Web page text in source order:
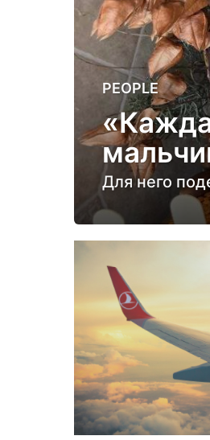
2
о
д
а
н
а
д
2
о
д
а
н
а
PEOPLE
Для него